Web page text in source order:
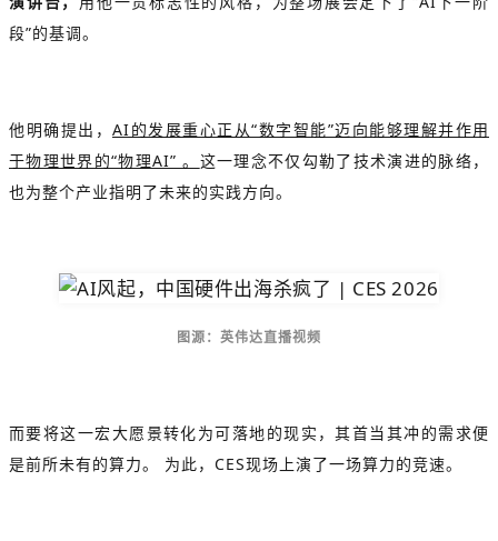
段”的基调。
他明确提出， AI的发展重心正从“数字智能”迈向能够理解并作用
于物理世界的“物理AI” 。 这一理念不仅勾勒了技术演进的脉络，
也为整个产业指明了未来的实践方向。
图源：英伟达直播视频
而要将这一宏大愿景转化为可落地的现实，其首当其冲的需求便
是前所未有的算力。 为此，CES现场上演了一场算力的竞速。